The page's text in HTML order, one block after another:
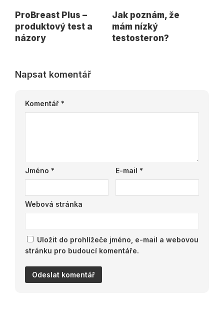
ProBreast Plus –
produktový test a
názory
Jak poznám, že
mám nízký
testosteron?
Napsat komentář
Komentář *
Jméno * E-mail *
Webová stránka
Uložit do prohlížeče jméno, e-mail a webovou
stránku pro budoucí komentáře.